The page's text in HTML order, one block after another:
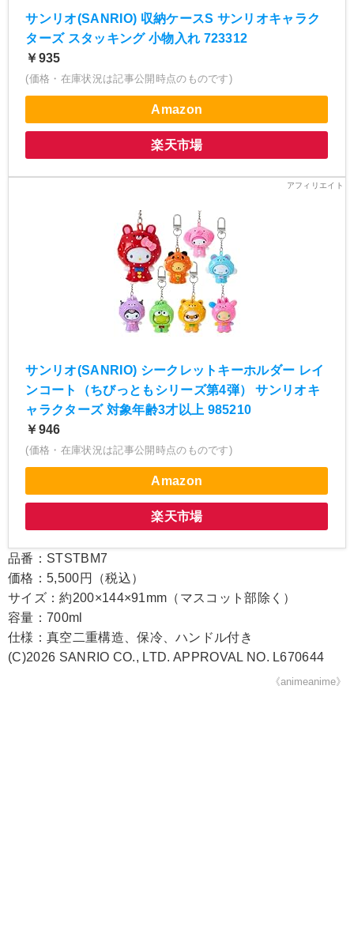
サンリオ(SANRIO) 収納ケースS サンリオキャラク
ターズ スタッキング 小物入れ 723312
￥935
(価格・在庫状況は記事公開時点のものです)
Amazon
楽天市場
サンリオ(SANRIO) シークレットキーホルダー レイ
ンコート（ちびっともシリーズ第4弾） サンリオキ
ャラクターズ 対象年齢3才以上 985210
￥946
(価格・在庫状況は記事公開時点のものです)
Amazon
楽天市場
品番：STSTBM7
価格：5,500円（税込）
サイズ：約200×144×91mm（マスコット部除く）
容量：700ml
仕様：真空二重構造、保冷、ハンドル付き
(C)2026 SANRIO CO., LTD. APPROVAL NO. L670644
《animeanime》